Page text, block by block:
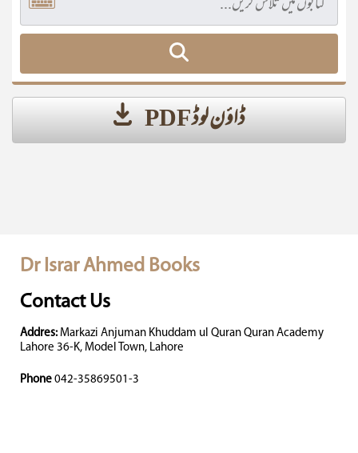
ڈاؤن لوڈ PDF
Dr Israr Ahmed Books
Contact Us
Addres: Markazi Anjuman Khuddam ul Quran Quran Academy
Lahore 36-K, Model Town, Lahore
Phone 042-35869501-3